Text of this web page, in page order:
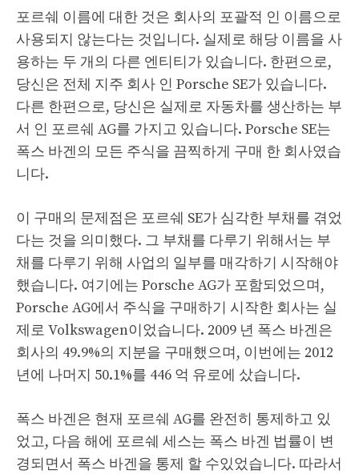
포르쉐 이름에 대한 것은 회사의 포괄적 인 이름으로
사용되지 않는다는 것입니다. 실제로 해당 이름을 사
용하는 두 개의 다른 엔티티가 있습니다. 한편으로,
당신은 전체 지주 회사 인 Porsche SE가 있습니다.
다른 한편으로, 당신은 실제로 자동차를 생산하는 부
서 인 포르쉐 AG를 가지고 있습니다. Porsche SE는
폭스 바겐의 모든 주식을 끔찍하게 구매 한 회사였습
니다.
이 구매의 문제점은 포르쉐 SE가 심각한 부채를 겪었
다는 것을 의미했다. 그 부채를 다루기 위해서는 부
채를 다루기 위해 사업의 일부를 매각하기 시작해야
했습니다. 여기에는 Porsche AG가 포함되었으며,
Porsche AG에서 주식을 구매하기 시작한 회사는 실
제로 Volkswagen이었습니다. 2009 년 폭스 바겐은
회사의 49.9%의 지분을 구매했으며, 이번에는 2012
년에 나머지 50.1%를 446 억 유로에 샀습니다.
폭스 바겐은 현재 포르쉐 AG를 완전히 통제하고 있
었고, 다음 해에 포르쉐 세스는 폭스 바겐 법률이 변
경되면서 폭스 바겐을 통제 할 수있었습니다. 따라서